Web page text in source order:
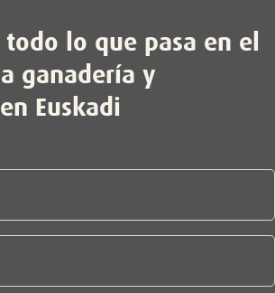
lo que pasa en el
ganadería y
Euskadi